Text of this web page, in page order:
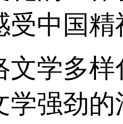
受中国
多样
学强劲